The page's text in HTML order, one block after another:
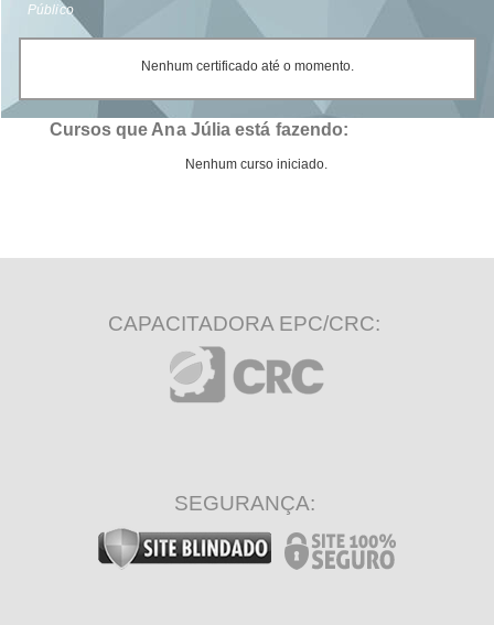
Público
Nenhum certificado até o momento.
Cursos que Ana Júlia está fazendo:
Nenhum curso iniciado.
CAPACITADORA EPC/CRC:
SEGURANÇA: